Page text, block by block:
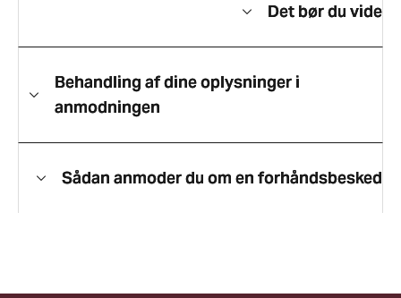
Det bør du vide
Behandling af dine oplysninger i
anmodningen
Sådan anmoder du om en forhåndsbesked